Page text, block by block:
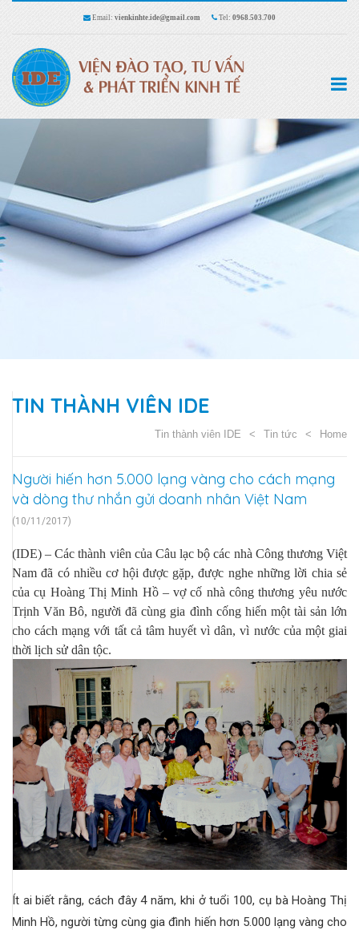
Email: vienkinhte.ide@gmail.com Tel: 0968.503.700
TIN THÀNH VIÊN IDE
Home
Tin tức
Tin thành viên IDE
Người hiến hơn 5.000 lạng vàng cho cách mạng
và dòng thư nhắn gửi doanh nhân Việt Nam
(10/11/2017)
(IDE) – Các thành viên của Câu lạc bộ các nhà Công thương Việt
Nam đã có nhiều cơ hội được gặp, được nghe những lời chia sẻ
của cụ Hoàng Thị Minh Hồ – vợ cố nhà công thương yêu nước
Trịnh Văn Bô, người đã cùng gia đình cống hiến một tài sản lớn
cho cách mạng với tất cả tâm huyết vì dân, vì nước của một giai
thời lịch sử dân tộc.
Ít ai biết rằng, cách đây 4 năm, khi ở tuổi 100, cụ bà Hoàng Thị
Minh Hồ, người từng cùng gia đình hiến hơn 5.000 lạng vàng cho